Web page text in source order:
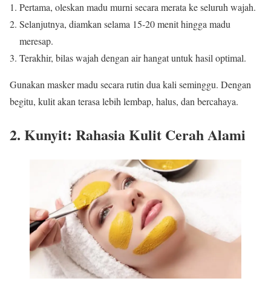
Pertama, oleskan madu murni secara merata ke seluruh wajah.
Selanjutnya, diamkan selama 15-20 menit hingga madu
meresap.
Terakhir, bilas wajah dengan air hangat untuk hasil optimal.
Gunakan masker madu secara rutin dua kali seminggu. Dengan
begitu, kulit akan terasa lebih lembap, halus, dan bercahaya.
2. Kunyit: Rahasia Kulit Cerah Alami